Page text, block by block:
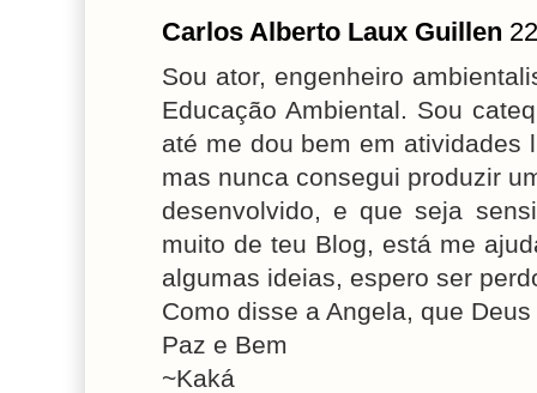
Carlos Alberto Laux Guillen
Sou ator, engenheiro
Educação Ambiental. Sou
até me dou bem em atividades
mas nunca consegui produzir
desenvolvido, e que seja
muito de teu Blog, está me
algumas ideias, espero ser
Como disse a Angela, que
Paz e Bem
~Kaká